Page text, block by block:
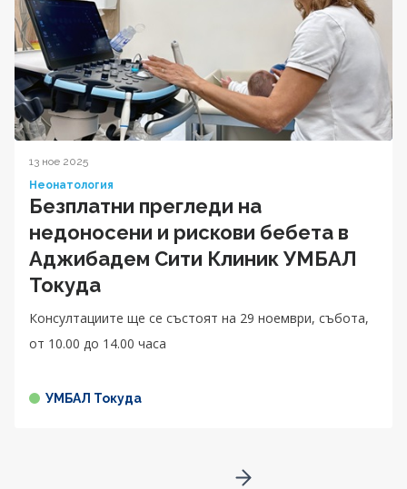
13 ное 2025
Неонатология
Безплатни прегледи на
недоносени и рискови бебета в
Аджибадем Сити Клиник УМБАЛ
Токуда
Консултациите ще се състоят на 29 ноември, събота,
от 10.00 до 14.00 чaса
УМБАЛ Токуда
Go to next page